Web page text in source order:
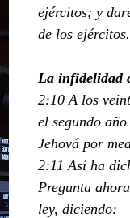
ejércitos; y
de los ejércitos.
La infidelidad
2:10 A los
el segundo
Jehová por
2:11 Así ha
Pregunta
ley, diciendo: